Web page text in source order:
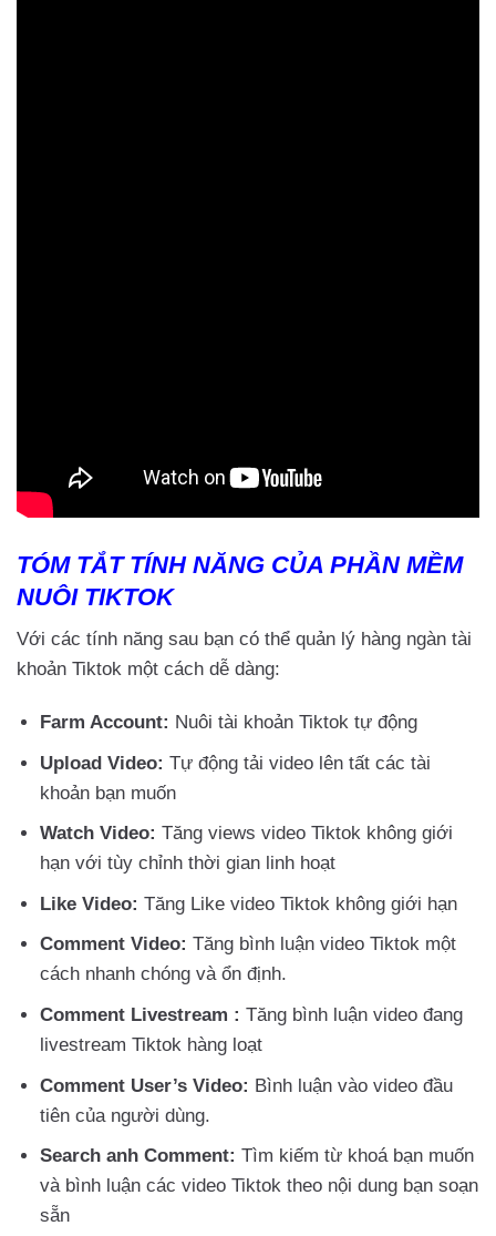
TÓM TẮT TÍNH NĂNG CỦA PHẦN MỀM
NUÔI TIKTOK
Với các tính năng sau bạn có thể quản lý hàng ngàn tài
khoản Tiktok một cách dễ dàng:
Farm Account: Nuôi tài khoản Tiktok tự động
Upload Video: Tự động tải video lên tất các tài
khoản bạn muốn
Watch Video: Tăng views video Tiktok không giới
hạn với tùy chỉnh thời gian linh hoạt
Like Video: Tăng Like video Tiktok không giới hạn
Comment Video: Tăng bình luận video Tiktok một
cách nhanh chóng và ổn định.
Comment Livestream : Tăng bình luận video đang
livestream Tiktok hàng loạt
Comment User’s Video: Bình luận vào video đầu
tiên của người dùng.
Search anh Comment: Tìm kiếm từ khoá bạn muốn
và bình luận các video Tiktok theo nội dung bạn soạn
sẵn